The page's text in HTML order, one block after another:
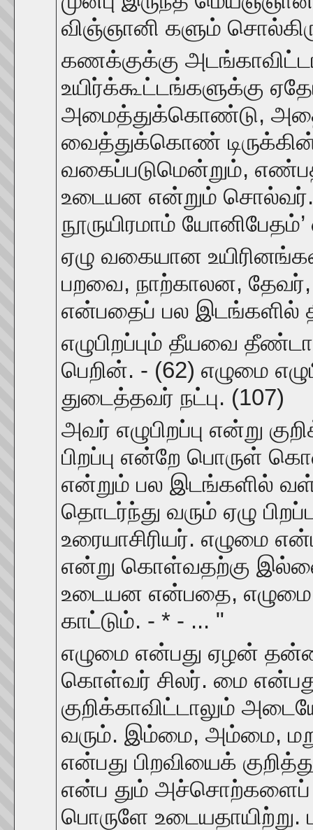
விஞ்ஞானி களும்
கணக்குக்கு
உயிர்க்கூட்டங்களுக்கு
அமைத்துக்கொண்டு,
வைத்துக்கொண்
வகைப்படுமென்றும்,
உடையன என்றும் சொல்வர்.
நூருயிரமாம்
ஏழு வகையான
பறவை, நாற்காலன, தேவர்,
என்பதைப் பல இடங்களில்
எழுபிறப்பும் தீயவை
பெறின். - (62) எழுமை
துடைத்தவர் நட்பு. (107)
அவர் எழுபிறப்பு என்று
பிறப்பு என்றே பொருள்
என்றும் பல இடங்களில்
தொடர்ந்து வரும் ஏழு
உரையாசிரியர். எழுமை
என்று கொள்வதற்கு
உடையன என்பதை, எழுமை
காட்டும். - * - ... "
எழுமை என்பது ஏழன்
கொள்வர் சிலர். மை
குறிக்காவிட்டாலும்
வரும். இம்மை, அம்மை,
என்பது பிறவியைக்
என்ப தும் அச்சொற்களைப்
பொருளே உடையதாயிற்று.